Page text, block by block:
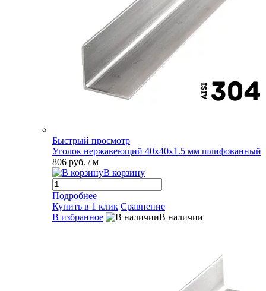
Быстрый просмотр
Уголок нержавеющий 40х40х1.5 мм шлифованный
806 руб. / м
В корзину
Подробнее
Купить в 1 клик Сравнение
В избранное
В наличии